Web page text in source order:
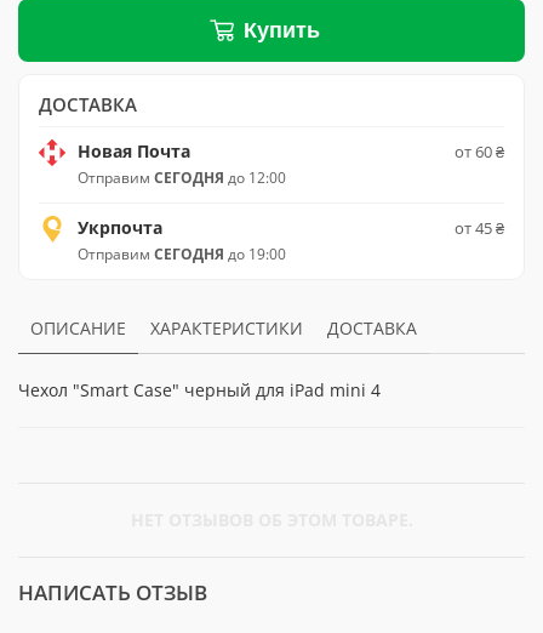
Купить
ДОСТАВКА
Новая Почта
Отправим СЕГОДНЯ до 12:00
от 60 ₴
Укрпочта
Отправим СЕГОДНЯ до 19:00
от 45 ₴
ОПИСАНИЕ ХАРАКТЕРИСТИКИ ДОСТАВКА
Чехол "Smart Case" черный для iPad mini 4
НАПИСАТЬ ОТЗЫВ